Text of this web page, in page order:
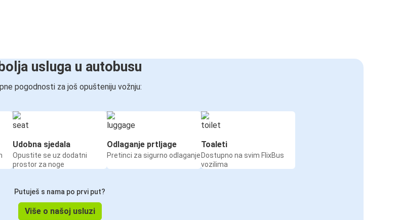
usluga u autobusu
pogodnosti za još opušteniju vožnju:
Udobna sjedala
Opustite se uz dodatni
prostor za noge
Odlaganje prtljage
Pretinci za sigurno odlaganje
Toaleti
Dostupno na svim FlixBus
vozilima
Putuješ s nama po prvi put?
Više o našoj usluzi